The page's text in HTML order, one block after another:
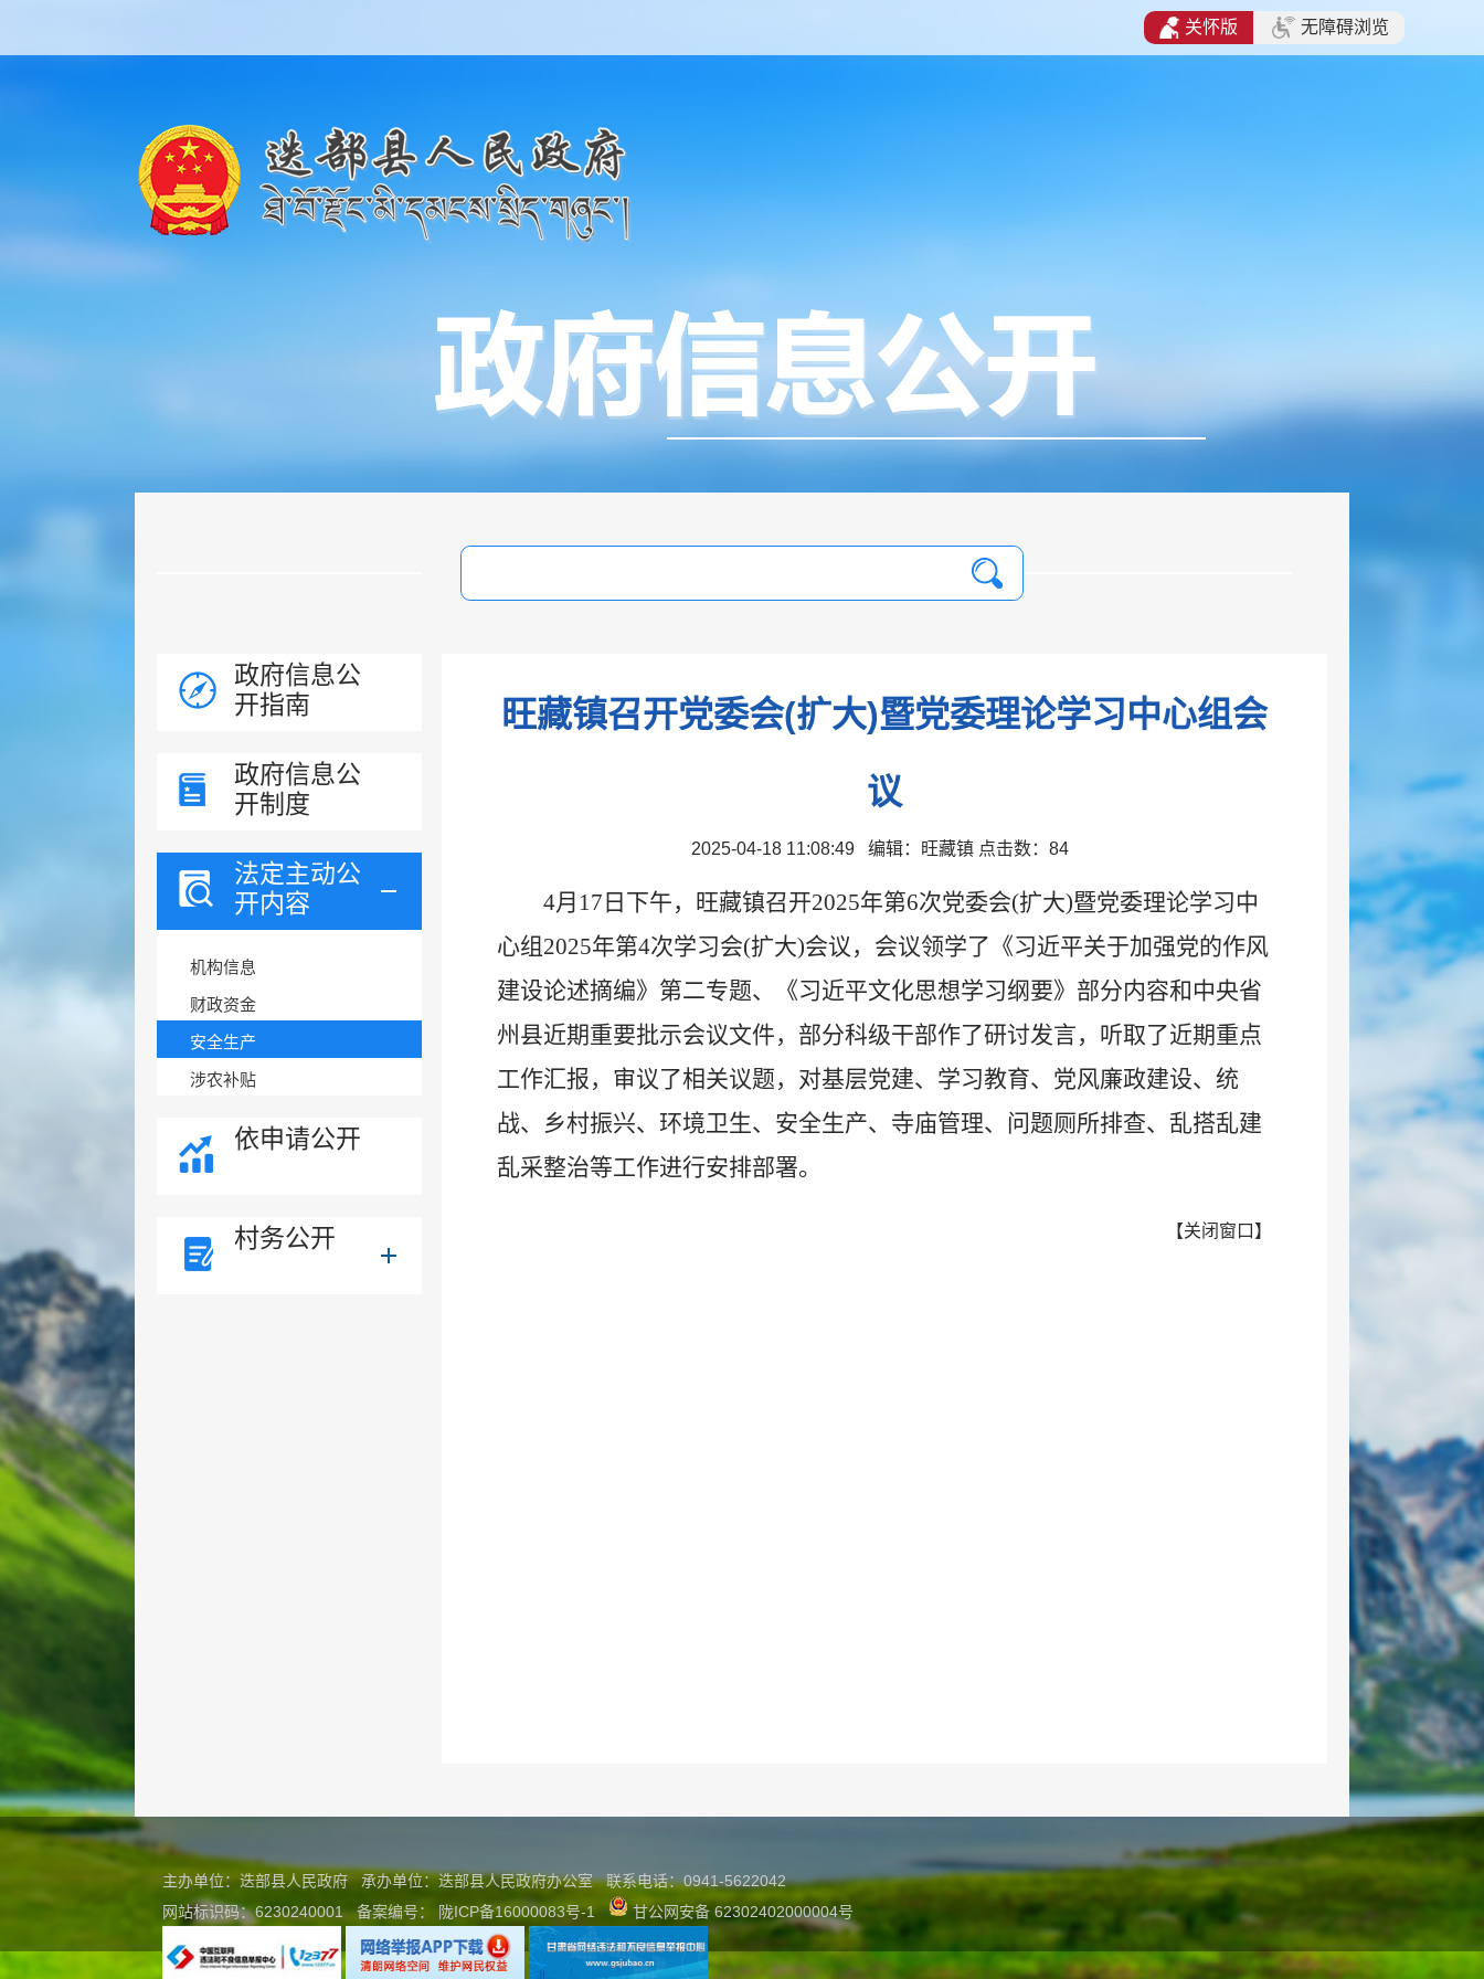
关怀版 无障碍浏览
政府信息公
开指南
政府信息公
开制度
法定主动公
开内容
机构信息
财政资金
安全生产
涉农补贴
依申请公开
村务公开
旺藏镇召开党委会(扩大)暨党委理论学习中心组会
议
2025-04-18 11:08:49 编辑：旺藏镇 点击数： 84
4月17日下午，旺藏镇召开2025年第6次党委会(扩大)暨党委理论学习中
心组2025年第4次学习会(扩大)会议，会议领学了《习近平关于加强党的作风
建设论述摘编》第二专题、《习近平文化思想学习纲要》部分内容和中央省
州县近期重要批示会议文件，部分科级干部作了研讨发言，听取了近期重点
工作汇报，审议了相关议题，对基层党建、学习教育、党风廉政建设、统
战、乡村振兴、环境卫生、安全生产、寺庙管理、问题厕所排查、乱搭乱建
乱采整治等工作进行安排部署。
【关闭窗口 】
主办单位：迭部县人民政府 承办单位：迭部县人民政府办公室联系电话：0941-5622042
网站标识码：6230240001
备案编号： 陇ICP备16000083号-1 甘公网安备 62302402000004号